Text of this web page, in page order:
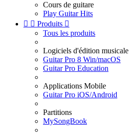
Cours de guitare
Play Guitar Hits
  Produits 
Tous les produits
Logiciels d'édition musicale
Guitar Pro 8 Win/macOS
Guitar Pro Education
Applications Mobile
Guitar Pro iOS/Android
Partitions
MySongBook